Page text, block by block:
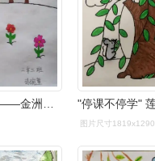
《我最喜欢的一幅画》——金洲小学二年级同学的美术作品.
图片尺寸1819x1290